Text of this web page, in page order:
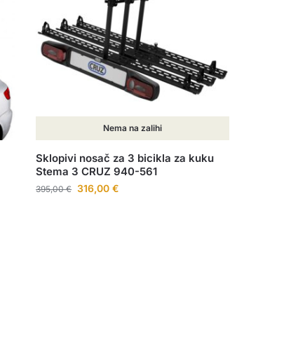
Nema na zalihi
Sklopivi nosač za 3 bicikla za kuku
Stema 3 CRUZ 940-561
395,00€ 316,00€